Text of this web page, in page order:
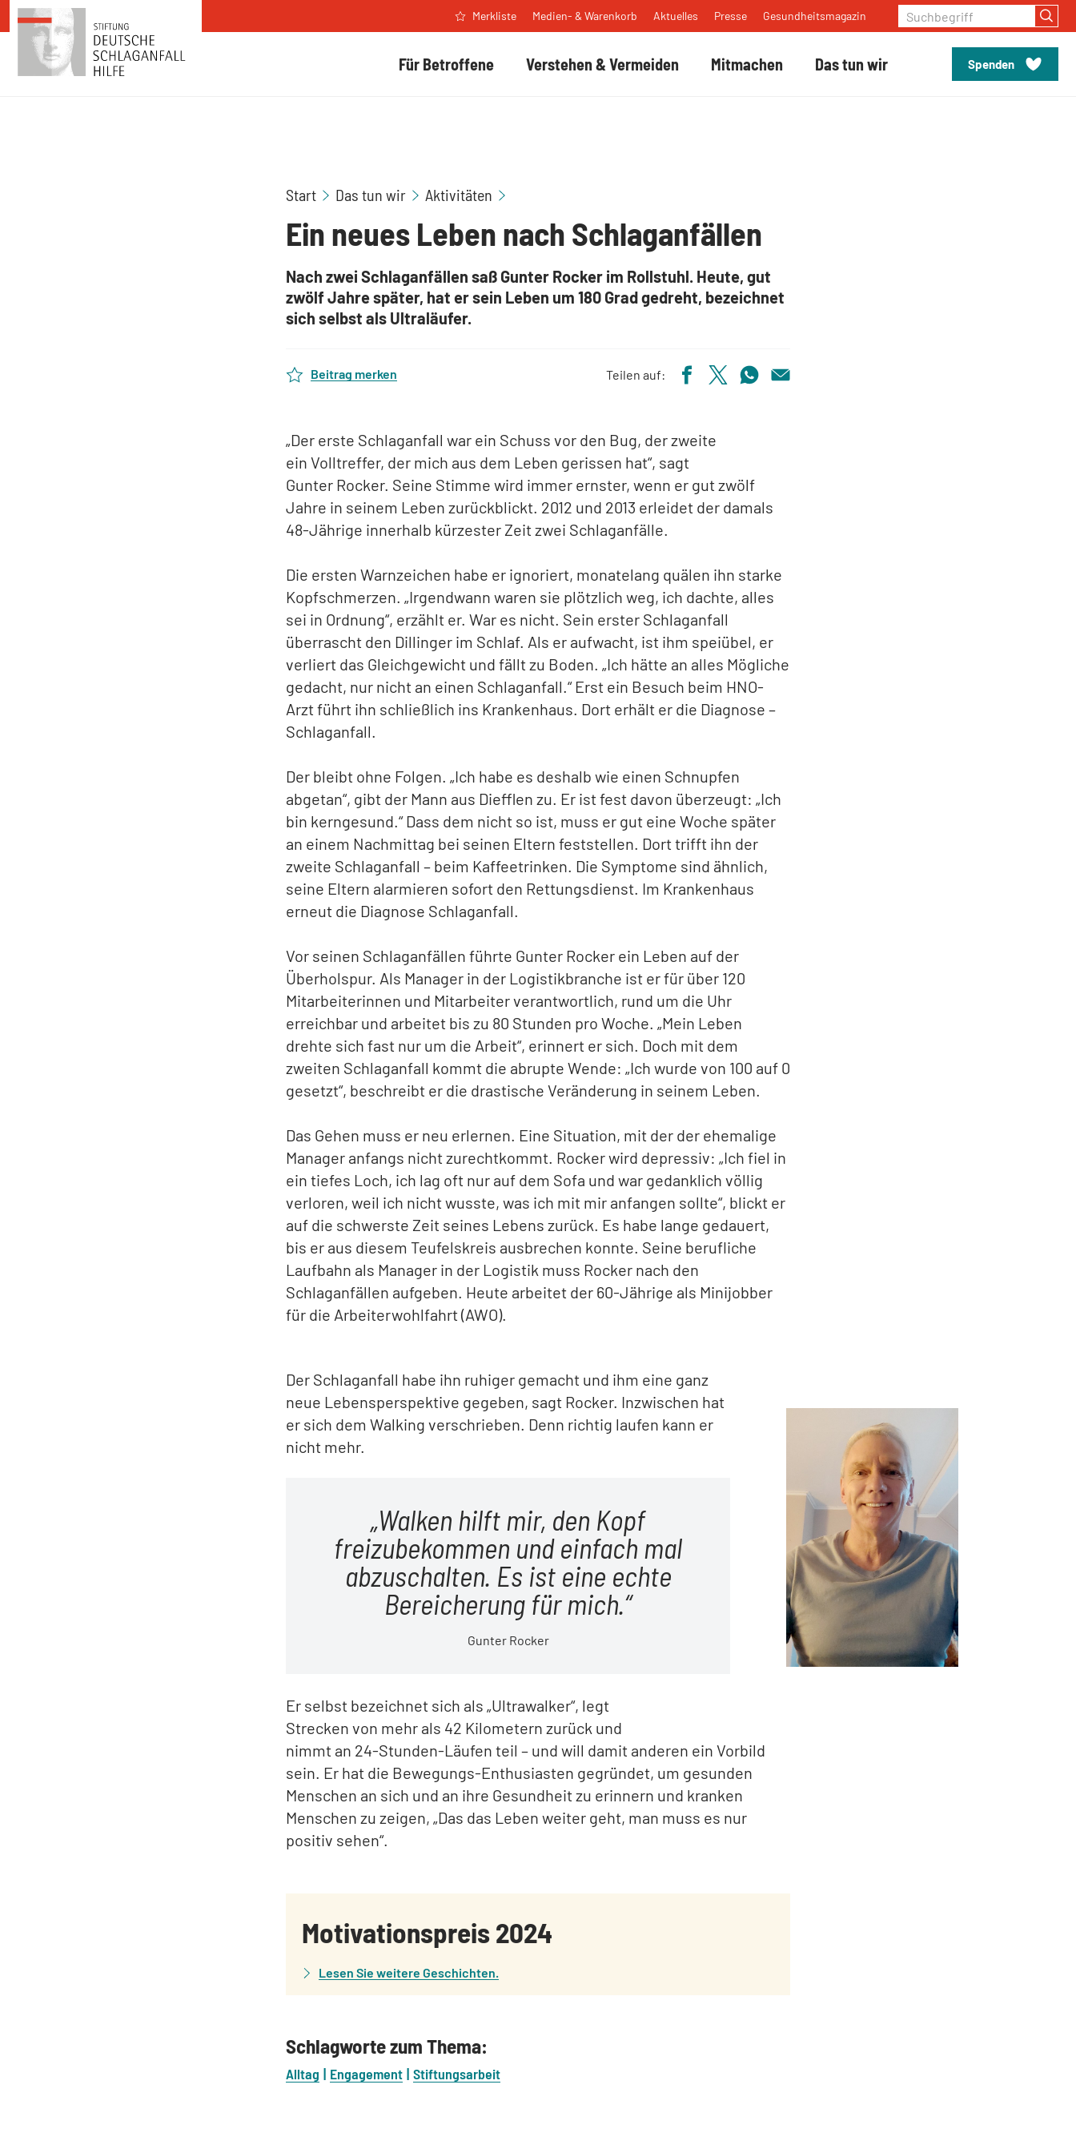
Zum Inhalt springen
Für Betroffene Verstehen & Vermeiden Mitmachen Das tun wir Spenden
Merkliste Medien- & Warenkorb Aktuelles Presse Gesundheitsmagazin Suchbegriff
Start Das tun wir Aktivitäten
Ein neues Leben nach Schlaganfällen
Nach zwei Schlaganfällen saß Gunter Rocker im Rollstuhl. Heute, gut
zwölf Jahre später, hat er sein Leben um 180 Grad gedreht, bezeichnet
sich selbst als Ultraläufer.
Beitrag merken Teilen auf:
„Der erste Schlaganfall war ein Schuss vor den Bug, der zweite
ein Volltreffer, der mich aus dem Leben gerissen hat“, sagt
Gunter Rocker. Seine Stimme wird immer ernster, wenn er gut zwölf
Jahre in seinem Leben zurückblickt. 2012 und 2013 erleidet der damals
48-Jährige innerhalb kürzester Zeit zwei Schlaganfälle.
Die ersten Warnzeichen habe er ignoriert, monatelang quälen ihn starke
Kopfschmerzen. „Irgendwann waren sie plötzlich weg, ich dachte, alles
sei in Ordnung“, erzählt er. War es nicht. Sein erster Schlaganfall
überrascht den Dillinger im Schlaf. Als er aufwacht, ist ihm speiübel, er
verliert das Gleichgewicht und fällt zu Boden. „Ich hätte an alles Mögliche
gedacht, nur nicht an einen Schlaganfall.“ Erst ein Besuch beim HNO-
Arzt führt ihn schließlich ins Krankenhaus. Dort erhält er die Diagnose –
Schlaganfall.
Der bleibt ohne Folgen. „Ich habe es deshalb wie einen Schnupfen
abgetan“, gibt der Mann aus Diefflen zu. Er ist fest davon überzeugt: „Ich
bin kerngesund.“ Dass dem nicht so ist, muss er gut eine Woche später
an einem Nachmittag bei seinen Eltern feststellen. Dort trifft ihn der
zweite Schlaganfall – beim Kaffeetrinken. Die Symptome sind ähnlich,
seine Eltern alarmieren sofort den Rettungsdienst. Im Krankenhaus
erneut die Diagnose Schlaganfall.
Vor seinen Schlaganfällen führte Gunter Rocker ein Leben auf der
Überholspur. Als Manager in der Logistikbranche ist er für über 120
Mitarbeiterinnen und Mitarbeiter verantwortlich, rund um die Uhr
erreichbar und arbeitet bis zu 80 Stunden pro Woche. „Mein Leben
drehte sich fast nur um die Arbeit“, erinnert er sich. Doch mit dem
zweiten Schlaganfall kommt die abrupte Wende: „Ich wurde von 100 auf 0
gesetzt“, beschreibt er die drastische Veränderung in seinem Leben.
Das Gehen muss er neu erlernen. Eine Situation, mit der der ehemalige
Manager anfangs nicht zurechtkommt. Rocker wird depressiv: „Ich fiel in
ein tiefes Loch, ich lag oft nur auf dem Sofa und war gedanklich völlig
verloren, weil ich nicht wusste, was ich mit mir anfangen sollte“, blickt er
auf die schwerste Zeit seines Lebens zurück. Es habe lange gedauert,
bis er aus diesem Teufelskreis ausbrechen konnte. Seine berufliche
Laufbahn als Manager in der Logistik muss Rocker nach den
Schlaganfällen aufgeben. Heute arbeitet der 60-Jährige als Minijobber
für die Arbeiterwohlfahrt (AWO).
Der Schlaganfall habe ihn ruhiger gemacht und ihm eine ganz
neue Lebensperspektive gegeben, sagt Rocker. Inzwischen hat
er sich dem Walking verschrieben. Denn richtig laufen kann er
nicht mehr.
Walken hilft mir, den Kopf
freizubekommen und einfach mal
abzuschalten. Es ist eine echte
Bereicherung für mich.
Gunter Rocker
Er selbst bezeichnet sich als „Ultrawalker“, legt
Strecken von mehr als 42 Kilometern zurück und
nimmt an 24-Stunden-Läufen teil – und will damit anderen ein Vorbild
sein. Er hat die Bewegungs-Enthusiasten gegründet, um gesunden
Menschen an sich und an ihre Gesundheit zu erinnern und kranken
Menschen zu zeigen, „Das das Leben weiter geht, man muss es nur
positiv sehen“.
:Motivationspreis 2024
Lesen Sie weitere Geschichten.
Schlagworte zum Thema:
Alltag Engagement Stiftungsarbeit